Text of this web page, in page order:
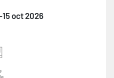
15 oct 2026